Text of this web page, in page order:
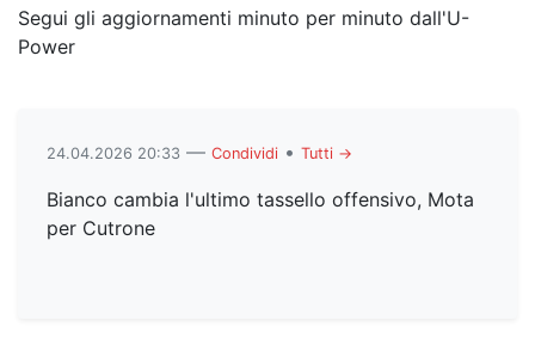
Segui gli aggiornamenti minuto per minuto dall'U-
Power
24.04.2026 20:33 — Condividi • Tutti →
Bianco cambia l'ultimo tassello offensivo, Mota
per Cutrone